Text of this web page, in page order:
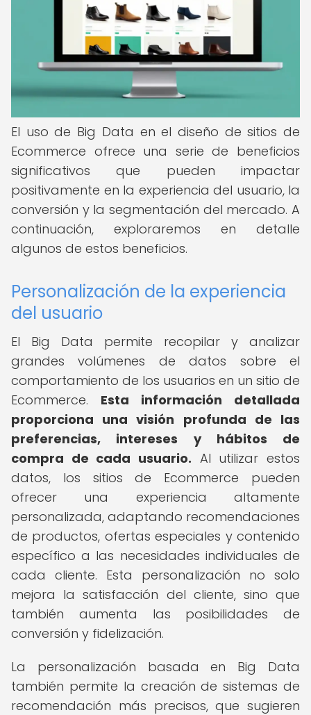
El uso de Big Data en el diseño de sitios de
Ecommerce ofrece una serie de beneficios
significativos que pueden impactar
positivamente en la experiencia del usuario, la
conversión y la segmentación del mercado. A
continuación, exploraremos en detalle
algunos de estos beneficios.
Personalización de la experiencia
del usuario
El Big Data permite recopilar y analizar
grandes volúmenes de datos sobre el
comportamiento de los usuarios en un sitio de
Ecommerce. Esta información detallada
proporciona una visión profunda de las
preferencias, intereses y hábitos de
compra de cada usuario. Al utilizar estos
datos, los sitios de Ecommerce pueden
ofrecer una experiencia altamente
personalizada, adaptando recomendaciones
de productos, ofertas especiales y contenido
específico a las necesidades individuales de
cada cliente. Esta personalización no solo
mejora la satisfacción del cliente, sino que
también aumenta las posibilidades de
conversión y fidelización.
La personalización basada en Big Data
también permite la creación de sistemas de
recomendación más precisos, que sugieren